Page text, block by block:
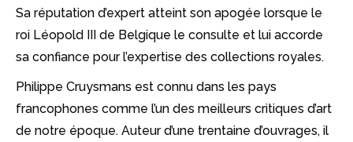
Sa réputation d’expert atteint son apogée lorsque le
roi Léopold III de Belgique le consulte et lui accorde
sa confiance pour l’expertise des collections royales.
Philippe Cruysmans est connu dans les pays
francophones comme l’un des meilleurs critiques d’art
de notre époque. Auteur d’une trentaine d’ouvrages, il